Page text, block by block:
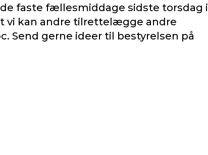
faste fællesmiddage sidste torsdag i
vi kan andre tilrettelægge andre
Send gerne ideer til bestyrelsen på